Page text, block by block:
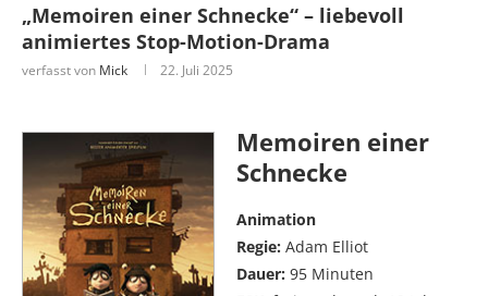
„Memoiren einer Schnecke“ – liebevoll
animiertes Stop-Motion-Drama
verfasst von Mick 22. Juli 2025
Memoiren einer
Schnecke
Animation
Regie: Adam Elliot
Dauer: 95 Minuten